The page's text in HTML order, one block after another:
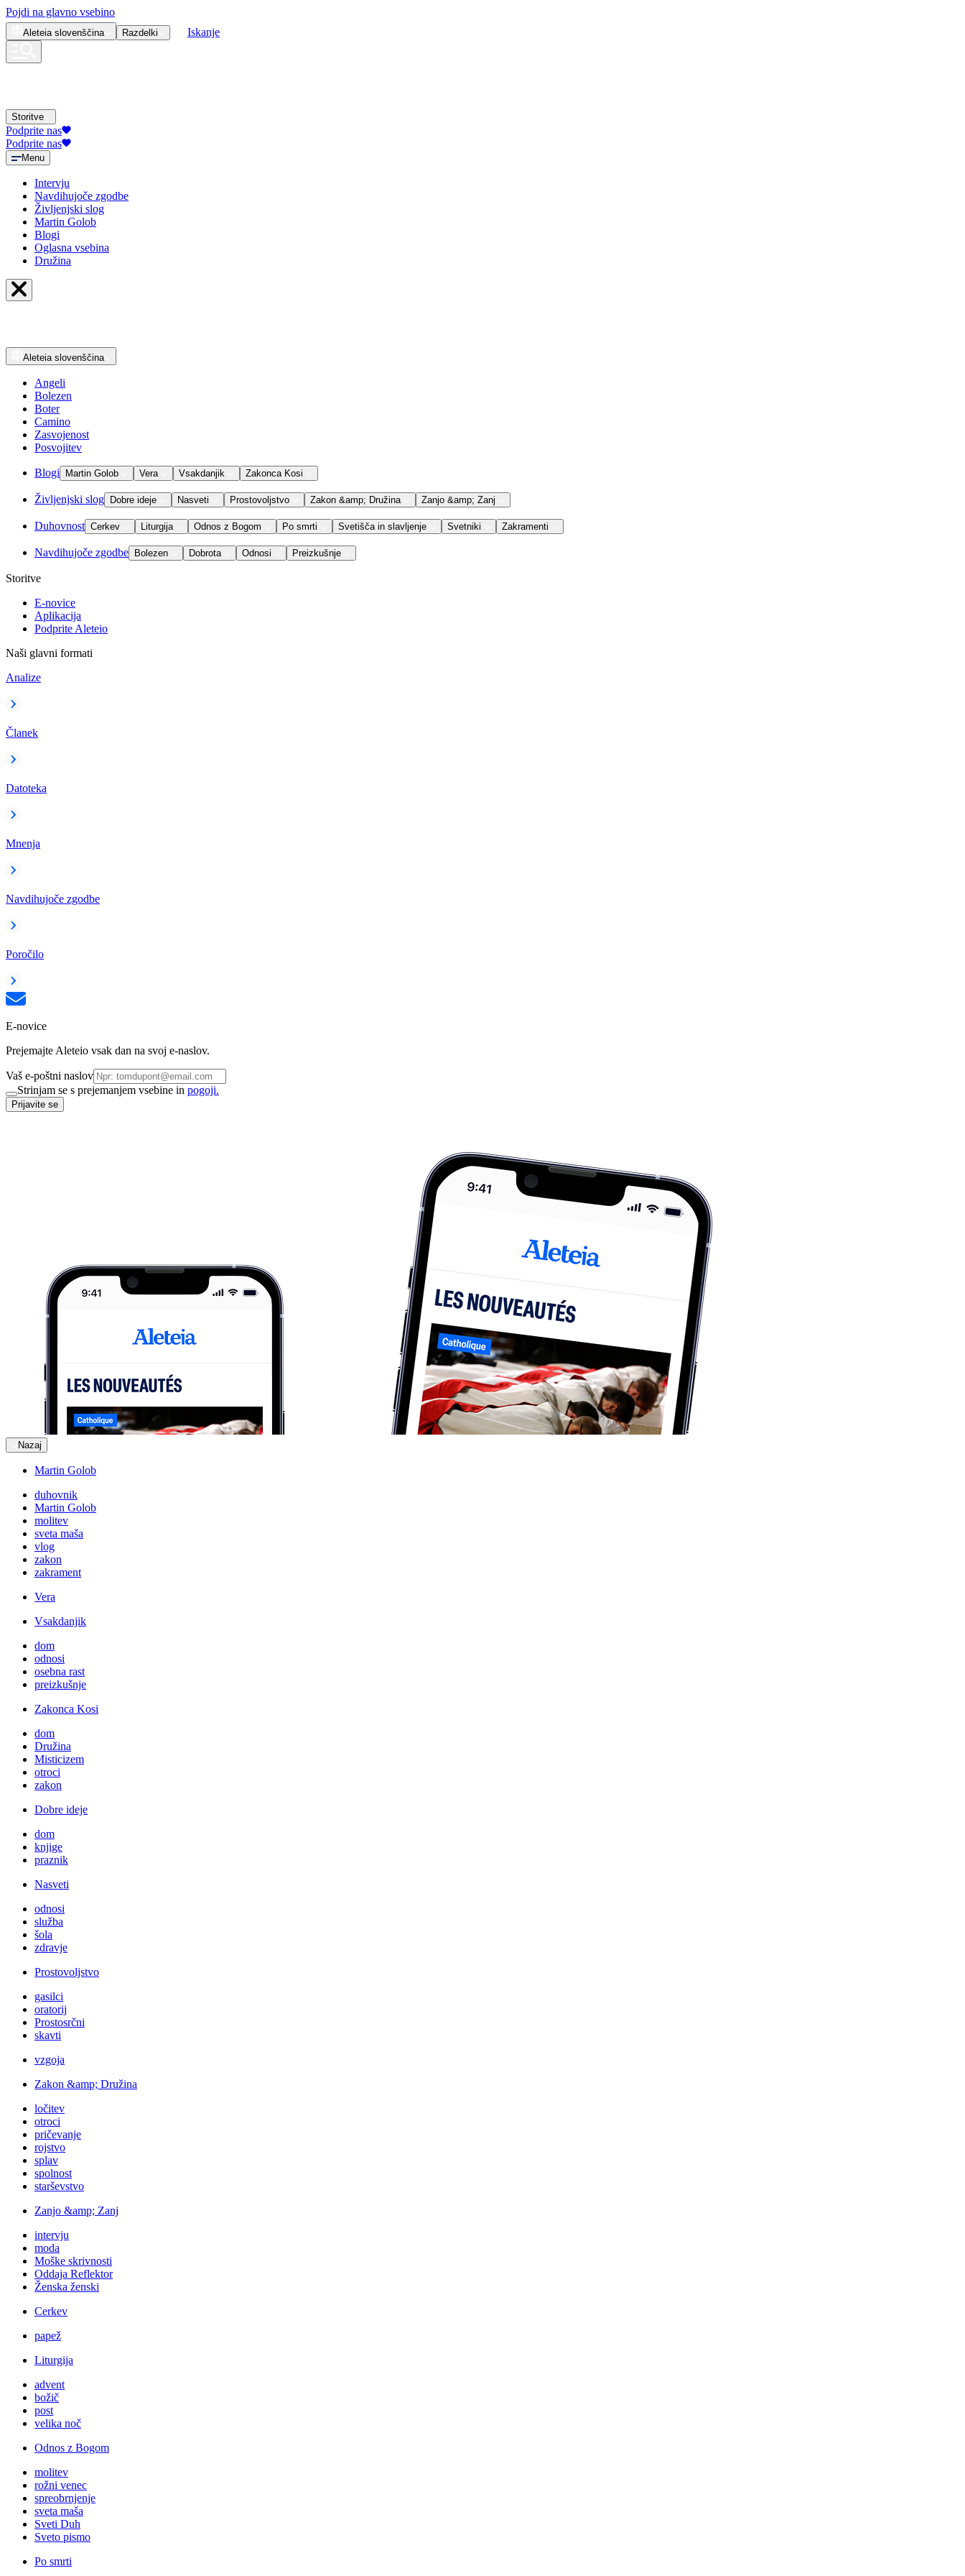
Pojdi na glavno vsebino
Aleteia slovenščina Razdelki Iskanje
Storitve
Podprite nas
Podprite nas
Menu
Intervju
Navdihujoče zgodbe
Življenjski slog
Martin Golob
Blogi
Oglasna vsebina
Družina
Aleteia slovenščina
Angeli
Bolezen
Boter
Camino
Zasvojenost
Posvojitev
Blogi Martin Golob Vera Vsakdanjik Zakonca Kosi
Življenjski slog Dobre ideje Nasveti Prostovoljstvo Zakon &amp; Družina Zanjo &amp; Zanj
Duhovnost Cerkev Liturgija Odnos z Bogom Po smrti Svetišča in slavljenje Svetniki Zakramenti
Navdihujoče zgodbe Bolezen Dobrota Odnosi Preizkušnje
Storitve
E-novice
Aplikacija
Podprite Aleteio
Naši glavni formati
Analize
Članek
Datoteka
Mnenja
Navdihujoče zgodbe
Poročilo
E-novice
Prejemajte Aleteio vsak dan na svoj e-naslov.
Vaš e-poštni naslov
Strinjam se s prejemanjem vsebine in pogoji.
Prijavite se
Nazaj
Martin Golob
duhovnik
Martin Golob
molitev
sveta maša
vlog
zakon
zakrament
Vera
Vsakdanjik
dom
odnosi
osebna rast
preizkušnje
Zakonca Kosi
dom
Družina
Misticizem
otroci
zakon
Dobre ideje
dom
knjige
praznik
Nasveti
odnosi
služba
šola
zdravje
Prostovoljstvo
gasilci
oratorij
Prostosrčni
skavti
vzgoja
Zakon &amp; Družina
ločitev
otroci
pričevanje
rojstvo
splav
spolnost
starševstvo
Zanjo &amp; Zanj
intervju
moda
Moške skrivnosti
Oddaja Reflektor
Ženska ženski
Cerkev
papež
Liturgija
advent
božič
post
velika noč
Odnos z Bogom
molitev
rožni venec
spreobrnjenje
sveta maša
Sveti Duh
Sveto pismo
Po smrti